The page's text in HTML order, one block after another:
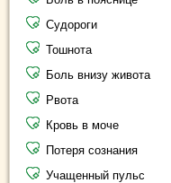
Судороги
Тошнота
Боль внизу живота
Рвота
Кровь в моче
Потеря сознания
Учащенный пульс